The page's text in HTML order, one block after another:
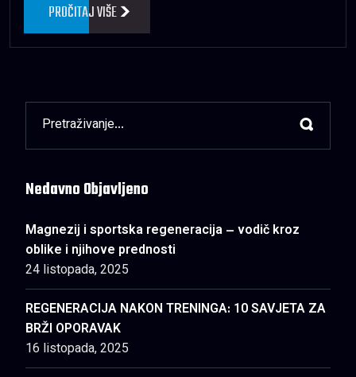
PROČITAJ VIŠE
Nedavno Objavljeno
Magnezij i sportska regeneracija – vodič kroz
oblike i njihove prednosti
24 listopada, 2025
REGENERACIJA NAKON TRENINGA: 10 SAVJETA ZA
BRŽI OPORAVAK
16 listopada, 2025